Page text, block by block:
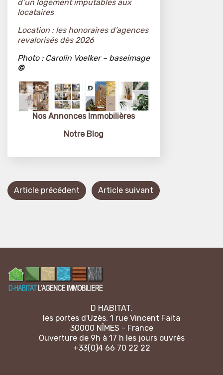
d’un logement imputables aux
locataires
Location : les honoraires d’agences
revalorisés dès 2026
Photo : Carolin Voelker – baseimage
©
Nos Annonces Immobilières
Notre Blog
Article précédent Article suivant
D HABITAT,
les portes d'Uzès, 1 rue Vincent Faita
30000 NÎMES - France
Ouverture de 9h à 17 h les jours ouvrés
+33(0)4 66 70 22 22